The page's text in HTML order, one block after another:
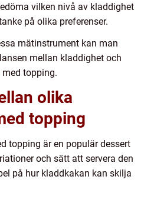
vilken nivå av kladdighet
på olika preferenser.
mätinstrument kan man
mellan kladdighet och
topping.
olika
topping
topping är en populär dessert
och sätt att servera den
på hur kladdkakan kan skilja